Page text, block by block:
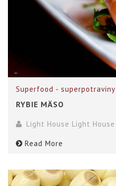
Superfood - superpotraviny
RYBIE MÄSO
Light House Light House
Read More